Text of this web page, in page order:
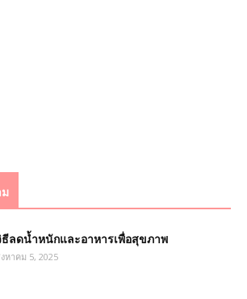
ลดน้ำหนักและอาหารเพื่อสุขภาพ
หาคม 5, 2025